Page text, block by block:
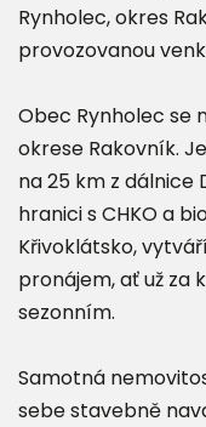
Rynholec, okres
provozovanou
Obec Rynholec se
okrese Rakovník.
na 25 km z dálnice
hranici s CHKO a
Křivoklátsko,
pronájem, ať už
sezonním.
Samotná
sebe stavebně